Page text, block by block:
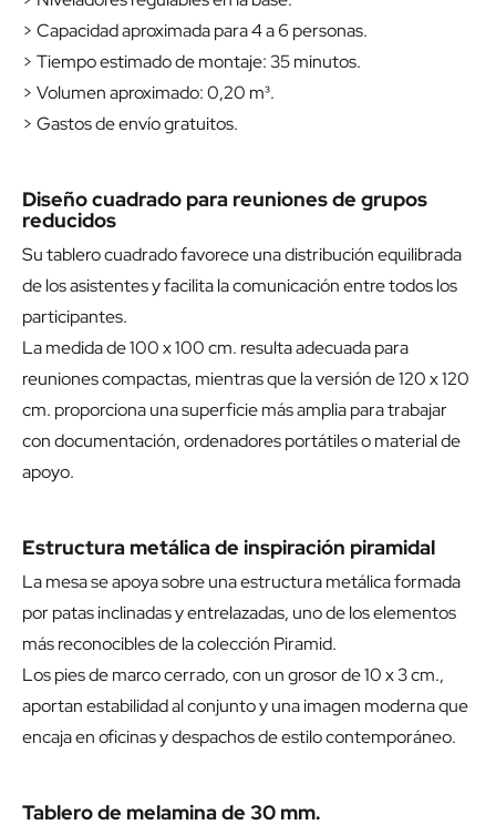
> Capacidad aproximada para 4 a 6 personas.
> Tiempo estimado de montaje: 35 minutos.
> Volumen aproximado: 0,20 m³.
> Gastos de envío gratuitos.
Diseño cuadrado para reuniones de grupos
reducidos
Su tablero cuadrado favorece una distribución equilibrada
de los asistentes y facilita la comunicación entre todos los
participantes.
La medida de 100 x 100 cm. resulta adecuada para
reuniones compactas, mientras que la versión de 120 x 120
cm. proporciona una superficie más amplia para trabajar
con documentación, ordenadores portátiles o material de
apoyo.
Estructura metálica de inspiración piramidal
La mesa se apoya sobre una estructura metálica formada
por patas inclinadas y entrelazadas, uno de los elementos
más reconocibles de la colección Piramid.
Los pies de marco cerrado, con un grosor de 10 x 3 cm.,
aportan estabilidad al conjunto y una imagen moderna que
encaja en oficinas y despachos de estilo contemporáneo.
Tablero de melamina de 30 mm.